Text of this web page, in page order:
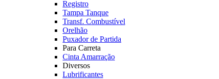
Registro
Tampa Tanque
Transf. Combustível
Orelhão
Puxador de Partida
Para Carreta
Cinta Amarração
Diversos
Lubrificantes